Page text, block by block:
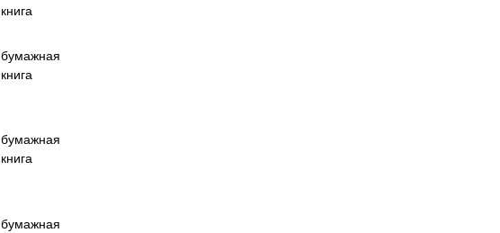
книга
бумажная
книга
бумажная
книга
бумажная